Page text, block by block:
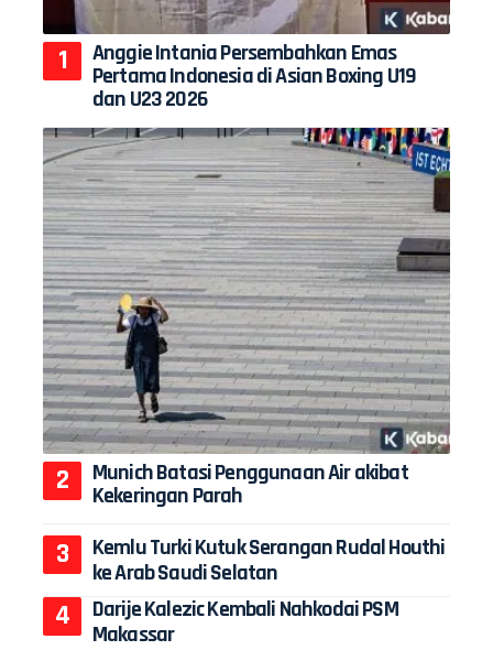
Anggie Intania Persembahkan Emas
Pertama Indonesia di Asian Boxing U19
dan U23 2026
Munich Batasi Penggunaan Air akibat
Kekeringan Parah
Kemlu Turki Kutuk Serangan Rudal Houthi
ke Arab Saudi Selatan
Darije Kalezic Kembali Nahkodai PSM
Makassar